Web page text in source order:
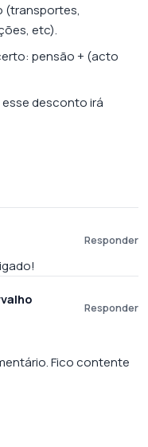
(transportes,
etc).
pensão + (acto
desconto irá
Responder
Responder
Fico contente